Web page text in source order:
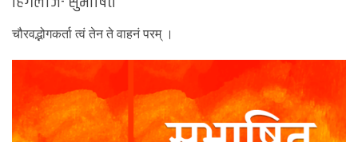
चौरवद्भोगकर्ता त्वं तेन ते वाहनं परम् ।